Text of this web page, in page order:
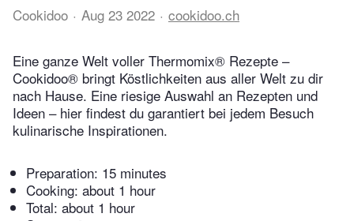
Cookidoo Aug 23 2022 cookidoo.ch
Eine ganze Welt voller Thermomix® Rezepte –
Cookidoo® bringt Köstlichkeiten aus aller Welt zu dir
nach Hause. Eine riesige Auswahl an Rezepten und
Ideen – hier findest du garantiert bei jedem Besuch
kulinarische Inspirationen.
Preparation: 15 minutes
Cooking: about 1 hour
Total: about 1 hour